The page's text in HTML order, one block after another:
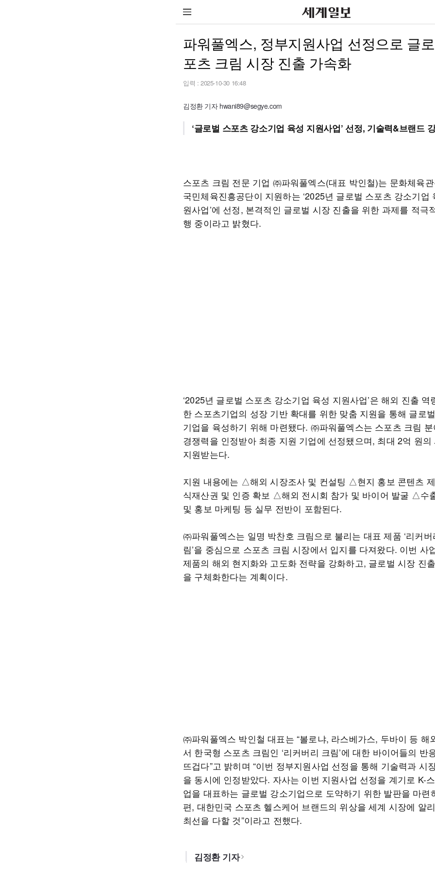
파워풀엑스, 정부지원사업 선정으로 글
포츠 크림 시장 진출 가속화
입력 : 2025-10-30 16:48
김정환 기자 hwani89@segye.com
‘글로벌 스포츠 강소기업 육성 지원사업’ 선정, 기술력&브랜드
스포츠 크림 전문 기업 ㈜파워풀엑스(대표 박인철)는 문화체육
국민체육진흥공단이 지원하는 ‘2025년 글로벌 스포츠 강소기업
원사업’에 선정, 본격적인 글로벌 시장 진출을 위한 과제를 적극
행 중이라고 밝혔다.
‘2025년 글로벌 스포츠 강소기업 육성 지원사업’은 해외 진출 역
한 스포츠기업의 성장 기반 확대를 위한 맞춤 지원을 통해 글로
기업을 육성하기 위해 마련됐다. ㈜파워풀엑스는 스포츠 크림 분
경쟁력을 인정받아 최종 지원 기업에 선정됐으며, 최대 2억 원의
지원받는다.
지원 내용에는 △해외 시장조사 및 컨설팅 △현지 홍보 콘텐츠
식재산권 및 인증 확보 △해외 전시회 참가 및 바이어 발굴 △수
및 홍보 마케팅 등 실무 전반이 포함된다.
㈜파워풀엑스는 일명 박찬호 크림으로 불리는 대표 제품 ‘리커버
림’을 중심으로 스포츠 크림 시장에서 입지를 다져왔다. 이번 사
제품의 해외 현지화와 고도화 전략을 강화하고, 글로벌 시장 진
을 구체화한다는 계획이다.
㈜파워풀엑스 박인철 대표는 “볼로냐, 라스베가스, 두바이 등 해
서 한국형 스포츠 크림인 ‘리커버리 크림’에 대한 바이어들의 반
뜨겁다”고 밝히며 “이번 정부지원사업 선정을 통해 기술력과 시
을 동시에 인정받았다. 자사는 이번 지원사업 선정을 계기로 K-
업을 대표하는 글로벌 강소기업으로 도약하기 위한 발판을 마련
편, 대한민국 스포츠 헬스케어 브랜드의 위상을 세계 시장에 알
최선을 다할 것”이라고 전했다.
김정환 기자